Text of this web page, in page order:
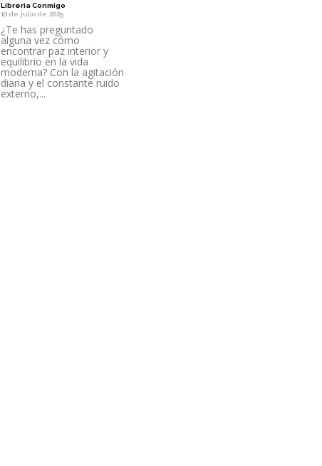
Librería Conmigo -
10 de julio de 2025
¿Te has preguntado
alguna vez cómo
encontrar paz interior y
equilibrio en la vida
moderna? Con la agitación
diaria y el constante ruido
externo,...